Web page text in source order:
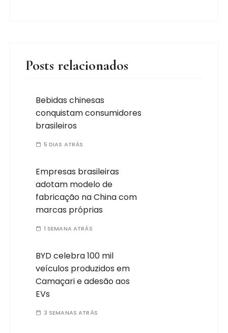
Posts relacionados
Bebidas chinesas
conquistam consumidores
brasileiros
5 DIAS ATRÁS
Empresas brasileiras
adotam modelo de
fabricação na China com
marcas próprias
1 SEMANA ATRÁS
BYD celebra 100 mil
veículos produzidos em
Camaçari e adesão aos
EVs
3 SEMANAS ATRÁS